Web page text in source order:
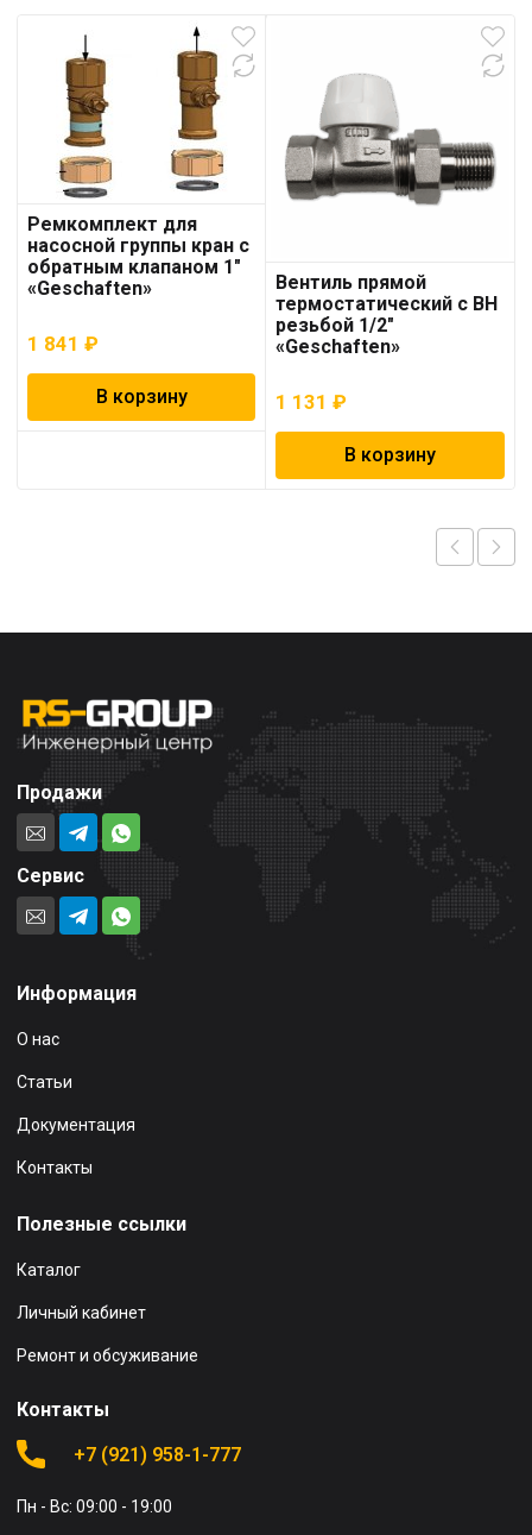
Ремкомплект для
насосной группы кран с
обратным клапаном 1″
«Geschaften»
1 841 ₽
В корзину
Вентиль прямой
термостатический с ВН
резьбой 1/2″
«Geschaften»
1 131₽
В корзину
Продажи
Сервис
Информация
О нас
Статьи
Документация
Контакты
Полезные ссылки
Каталог
Личный кабинет
Ремонт и обсуживание
Контакты
+7 (921) 958-1-777
Пн - Вс: 09:00 - 19:00